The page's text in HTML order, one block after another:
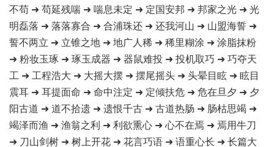
不苟 ➜ 苟延残喘 ➜ 喘息未定 ➜ 定国安邦 ➜ 邦家之光 ➜ 光
明磊落 ➜ 落落寡合 ➜ 合浦珠还 ➜ 还我河山 ➜ 山盟海誓 ➜
誓不两立 ➜ 立锥之地 ➜ 地广人稀 ➜ 稀里糊涂 ➜ 涂脂抹粉
➜ 粉妆玉琢 ➜ 琢玉成器 ➜ 器鼠难投 ➜ 投机取巧 ➜ 巧夺天
工 ➜ 工程浩大 ➜ 大摇大摆 ➜ 摆尾摇头 ➜ 头晕目眩 ➜ 眩目
震耳 ➜ 耳提面命 ➜ 命中注定 ➜ 定倾扶危 ➜ 危在旦夕 ➜ 夕
阳古道 ➜ 道不拾遗 ➜ 遗恨千古 ➜ 古道热肠 ➜ 肠枯思竭 ➜
竭泽而渔 ➜ 渔翁之利 ➜ 利欲熏心 ➜ 心不在焉 ➜ 焉用牛刀
➜ 刀山剑树 ➜ 树上开花 ➜ 花言巧语 ➜ 语重心长 ➜ 长篇大